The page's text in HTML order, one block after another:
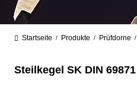
Startseite / Produkte / Prüfdorne /
Steilkegel SK DIN 69871